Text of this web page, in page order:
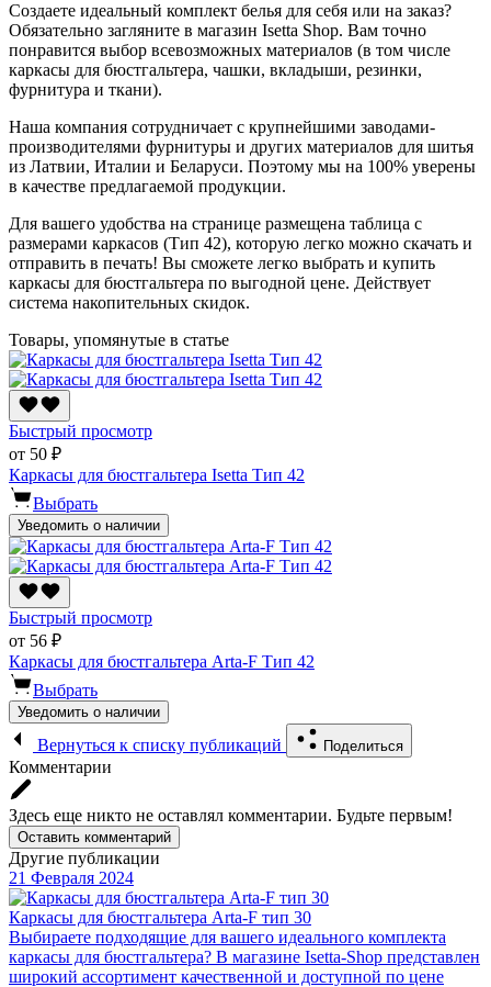
Создаете идеальный комплект белья для себя или на заказ?
Обязательно загляните в магазин Isetta Shop. Вам точно
понравится выбор всевозможных материалов (в том числе
каркасы для бюстгальтера, чашки, вкладыши, резинки,
фурнитура и ткани).
Наша компания сотрудничает с крупнейшими заводами-
производителями фурнитуры и других материалов для шитья
из Латвии, Италии и Беларуси. Поэтому мы на 100% уверены
в качестве предлагаемой продукции.
Для вашего удобства на странице размещена таблица с
размерами каркасов (Тип 42), которую легко можно скачать и
отправить в печать! Вы сможете легко выбрать и купить
каркасы для бюстгальтера по выгодной цене. Действует
система накопительных скидок.
Товары, упомянутые в статье
Быстрый просмотр
от 50 ₽
Каркасы для бюстгальтера Isetta Тип 42
Выбрать
Уведомить о наличии
Быстрый просмотр
от 56 ₽
Каркасы для бюстгальтера Arta-F Тип 42
Выбрать
Уведомить о наличии
Вернуться к списку публикаций Поделиться
Комментарии
Здесь еще никто не оставлял комментарии. Будьте первым!
Оставить комментарий
Другие публикации
21 Февраля 2024
Каркасы для бюстгальтера Arta-F тип 30
Выбираете подходящие для вашего идеального комплекта
каркасы для бюстгальтера? В магазине Isetta-Shop представлен
широкий ассортимент качественной и доступной по цене